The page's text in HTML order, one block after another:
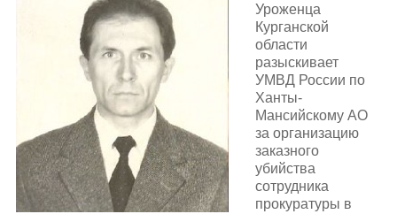
Уроженца
Курганской
области
разыскивает
УМВД России по
Ханты-
Мансийскому АО
за организацию
заказного
убийства
сотрудника
прокуратуры в